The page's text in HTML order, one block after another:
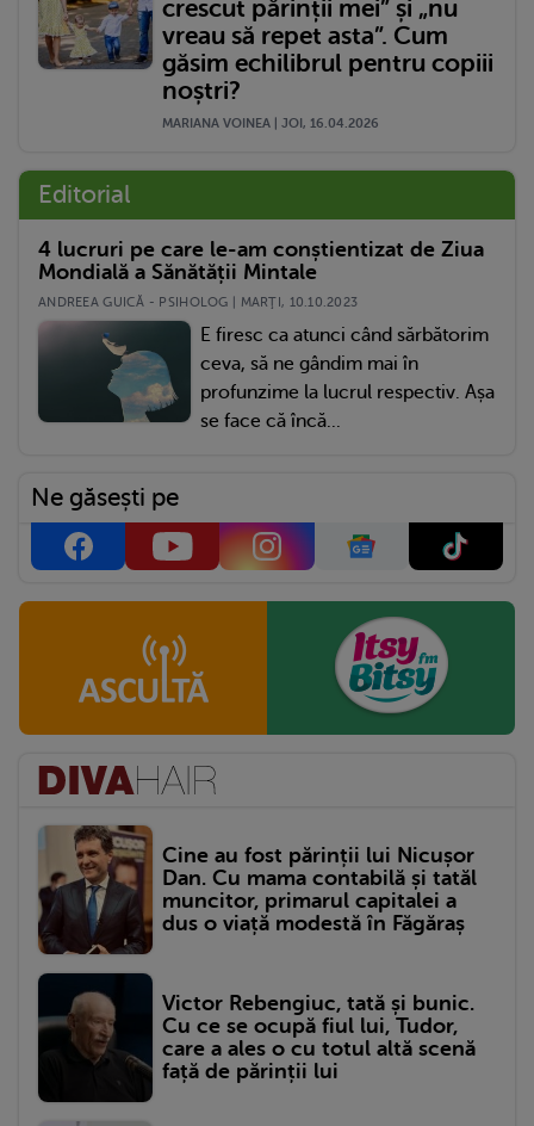
crescut părinții mei” și „nu
vreau să repet asta”. Cum
găsim echilibrul pentru copiii
noștri?
MARIANA VOINEA | JOI, 16.04.2026
Editorial
4 lucruri pe care le-am conștientizat de Ziua
Mondială a Sănătății Mintale
ANDREEA GUICĂ - PSIHOLOG | MARŢI, 10.10.2023
E firesc ca atunci când sărbătorim
ceva, să ne gândim mai în
profunzime la lucrul respectiv. Așa
se face că încă...
Ne găsești pe
Cine au fost părinții lui Nicușor
Dan. Cu mama contabilă și tatăl
muncitor, primarul capitalei a
dus o viață modestă în Făgăraș
Victor Rebengiuc, tată și bunic.
Cu ce se ocupă fiul lui, Tudor,
care a ales o cu totul altă scenă
față de părinții lui